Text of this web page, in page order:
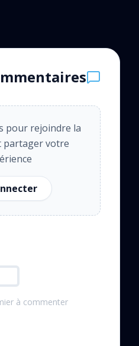
pour rejoindre la
partager votre
à commenter !